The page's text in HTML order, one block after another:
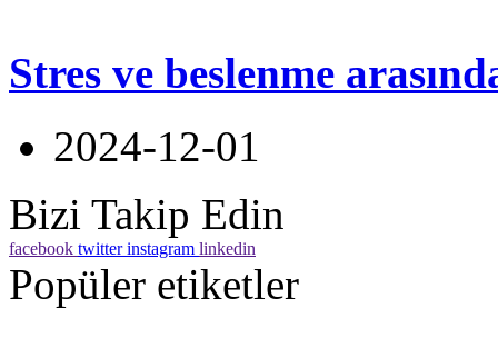
Stres ve beslenme
2024-12-01
Bizi Takip Edin
facebook twitter instagram linkedin
Popüler etiketler